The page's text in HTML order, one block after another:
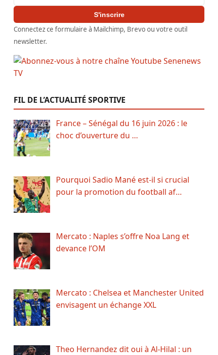
S'inscrire
Connectez ce formulaire à Mailchimp, Brevo ou votre outil
newsletter.
FIL DE L’ACTUALITÉ SPORTIVE
France – Sénégal du 16 juin 2026 : le
choc d’ouverture du …
Pourquoi Sadio Mané est-il si crucial
pour la promotion du football af…
Mercato : Naples s’offre Noa Lang et
devance l’OM
Mercato : Chelsea et Manchester United
envisagent un échange XXL
Theo Hernandez dit oui à Al-Hilal : un